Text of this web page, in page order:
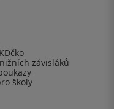
závisláků
školy